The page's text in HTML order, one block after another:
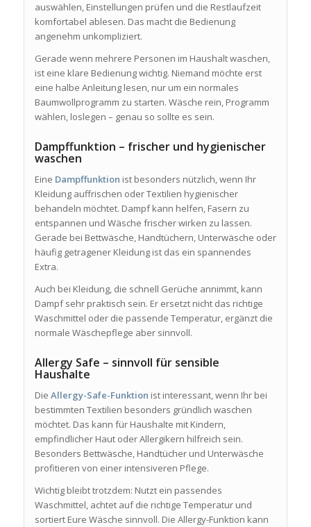
auswählen, Einstellungen prüfen und die Restlaufzeit
komfortabel ablesen. Das macht die Bedienung
angenehm unkompliziert.
Gerade wenn mehrere Personen im Haushalt waschen,
ist eine klare Bedienung wichtig. Niemand möchte erst
eine halbe Anleitung lesen, nur um ein normales
Baumwollprogramm zu starten. Wäsche rein, Programm
wählen, loslegen – genau so sollte es sein.
Dampffunktion – frischer und hygienischer
waschen
Eine Dampffunktion ist besonders nützlich, wenn Ihr
Kleidung auffrischen oder Textilien hygienischer
behandeln möchtet. Dampf kann helfen, Fasern zu
entspannen und Wäsche frischer wirken zu lassen.
Gerade bei Bettwäsche, Handtüchern, Unterwäsche oder
häufig getragener Kleidung ist das ein spannendes
Extra.
Auch bei Kleidung, die schnell Gerüche annimmt, kann
Dampf sehr praktisch sein. Er ersetzt nicht das richtige
Waschmittel oder die passende Temperatur, ergänzt die
normale Wäschepflege aber sinnvoll.
Allergy Safe – sinnvoll für sensible
Haushalte
Die Allergy-Safe-Funktion ist interessant, wenn Ihr bei
bestimmten Textilien besonders gründlich waschen
möchtet. Das kann für Haushalte mit Kindern,
empfindlicher Haut oder Allergikern hilfreich sein.
Besonders Bettwäsche, Handtücher und Unterwäsche
profitieren von einer intensiveren Pflege.
Wichtig bleibt trotzdem: Nutzt ein passendes
Waschmittel, achtet auf die richtige Temperatur und
sortiert Eure Wäsche sinnvoll. Die Allergy-Funktion kann